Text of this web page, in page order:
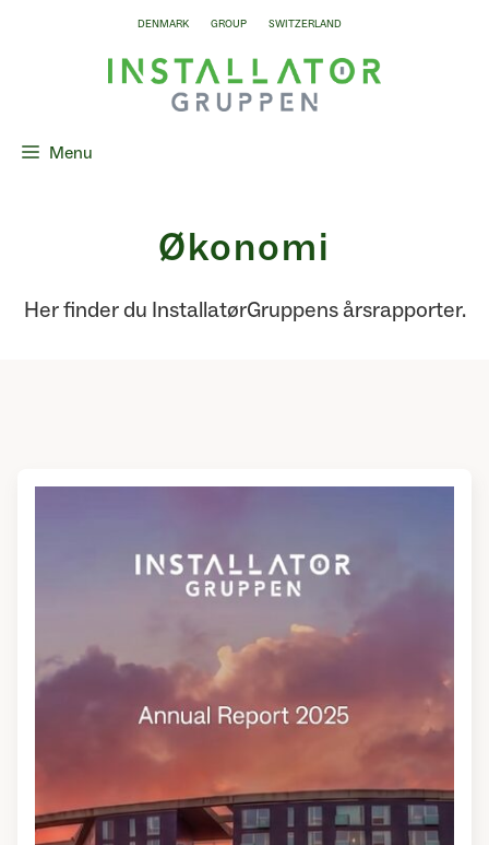
DENMARK GROUP SWITZERLAND
Menu
Økonomi
Her finder du InstallatørGruppens årsrapporter.